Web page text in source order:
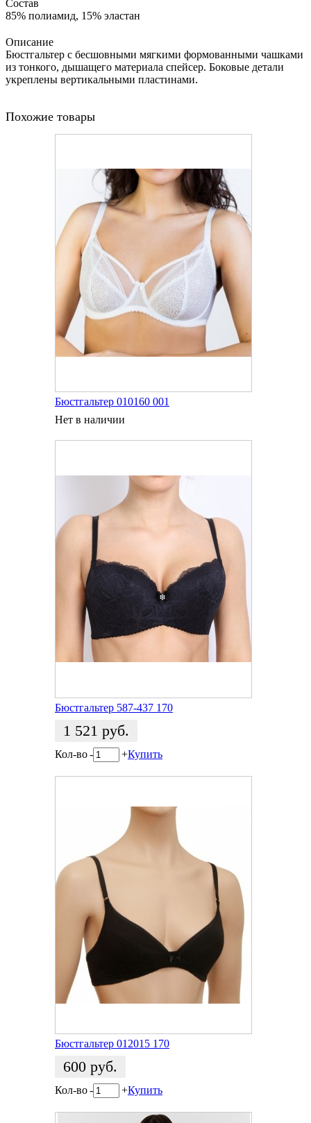
Состав
85% полиамид, 15% эластан
Описание
Бюстгальтер с бесшовными мягкими формованными чашками
из тонкого, дышащего материала спейсер. Боковые детали
укреплены вертикальными пластинами.
Похожие товары
Бюстгальтер 010160 001
Нет в наличии
Бюстгальтер 587-437 170
1 521 руб.
Кол-во- +Купить
Бюстгальтер 012015 170
600 руб.
Кол-во- +Купить